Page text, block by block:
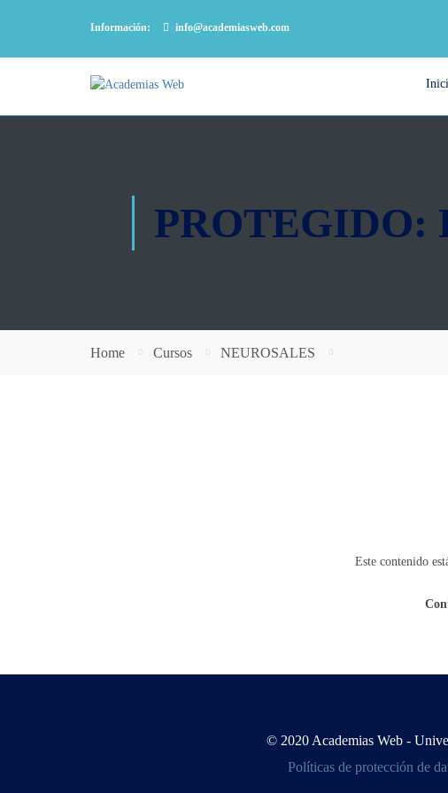
Información: info@academiasweb.com
PROTEGIDO:
Home Cursos NEUROSALES
Este contenido
© 2020 Academias Web -
Políticas de protección de